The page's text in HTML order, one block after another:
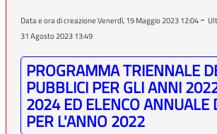
Data e ora di creazione Venerdì, 19 Maggio 2023 12:04-
31 Agosto 2023 13:49
PROGRAMMA TRIENNALE
PUBBLICI PER GLI ANNI
2024 ED ELENCO ANNUALE
PER L'ANNO 2022